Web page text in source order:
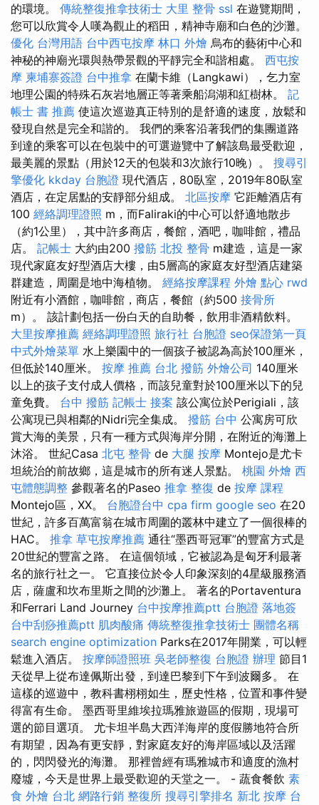
的環境。 傳統整復推拿技術士 大里 整骨 ssl 在遊覽期間，
您可以欣賞令人嘆為觀止的稻田，精神寺廟和白色的沙灘。
優化 台灣用語 台中西屯按摩 林口 外燴 烏布的藝術中心和
神秘的神廟光環與熱帶景觀的平靜完全和諧相處。 西屯按
摩 柬埔寨簽證 台中推拿 在蘭卡維（Langkawi），乞力室
地理公園的特殊石灰岩地層正等著乘船潟湖和紅樹林。 記
帳士 書 推薦 使這次巡遊真正特別的是舒適的速度，放鬆和
發現自然是完全和諧的。 我們的乘客沿著我們的集團道路
到達的乘客可以在包裝中的可選遊覽中了解該島最受歡迎，
最美麗的景點（用於12天的包裝和3次旅行10晚）。 搜尋引
擎優化 kkday 台胞證 現代酒店，80臥室，2019年80臥室
酒店，在定居點的安靜部分組成。 北區按摩 它距離酒店有
100 經絡調理證照 m，而Faliraki的中心可以舒適地散步
（約1公里），其中許多商店，餐館，酒吧，咖啡館，禮品
店。 記帳士 大約由200 撥筋 北投 整骨 m建造，這是一家
現代家庭友好型酒店大樓，由5層高的家庭友好型酒店建築
群建造，周圍是地中海植物。 經絡按摩課程 外燴 點心 rwd
附近有小酒館，咖啡館，商店，餐館（約500 接骨所
m）。 該計劃包括一份白天的自助餐，飲用非酒精飲料。
大里按摩推薦 經絡調理證照 旅行社 台胞證 seo保證第一頁
中式外燴菜單 水上樂園中的一個孩子被認為高於100厘米，
但低於140厘米。 按摩 推薦 台北 撥筋 外燴公司 140厘米
以上的孩子支付成人價格，而該兒童對於100厘米以下的兒
童免費。 台中 撥筋 記帳士 接案 該公寓位於Perigiali，該
公寓現已與相鄰的Nidri完全集成。 撥筋 台中 公寓房可欣
賞大海的美景，只​​有一種方式與海岸分開，在附近的海灘上
沐浴。 世紀Casa 北屯 整骨 de 大腿 按摩 Montejo是尤卡
坦統治的前故鄉，這是城市的所有迷人景點。 桃園 外燴 西
屯體態調整 參觀著名的Paseo 推拿 整復 de 按摩 課程
Montejo區，XX。 台胞證台中 cpa firm google seo 在20
世紀，許多百萬富翁在城市周圍的叢林中建立了一個很棒的
HAC。 推拿 草屯按摩推薦 通往“墨西哥冠軍”的豐富方式是
20世紀的豐富之路。 在這個領域，它被認為是匈牙利最著
名的旅行社之一。 它直接位於令人印象深刻的4星級服務酒
店，薩盧和坎布里斯之間的沙灘上。 著名的Portaventura
和Ferrari Land Journey 台中按摩推薦ptt 台胞證 落地簽
台中刮痧推薦ptt 肌肉酸痛 傳統整復推拿技術士 團體名稱
search engine optimization Parks在2017年開業，可以輕
鬆進入酒店。 按摩師證照班 吳老師整復 台胞證 辦理 節目1
天從早上從布達佩斯出發，到達巴黎到下午到波爾多。 在
這樣的巡遊中，教科書栩栩如生，歷史性格，位置和事件變
得富有生命。 墨西哥里維埃拉瑪雅旅遊區的假期，現場可
選的節目選項。 尤卡坦半島大西洋海岸的度假勝地符合所
有期望，因為有更安靜，對家庭友好的海岸區域以及活躍
的，閃閃發光的海灘。 那裡曾經有瑪雅城市和適度的漁村
廢墟，今天是世界上最受歡迎的天堂之一。 - 蔬食餐飲 素
食 外燴 台北 網路行銷 整復所 搜尋引擎排名 新北 按摩 台